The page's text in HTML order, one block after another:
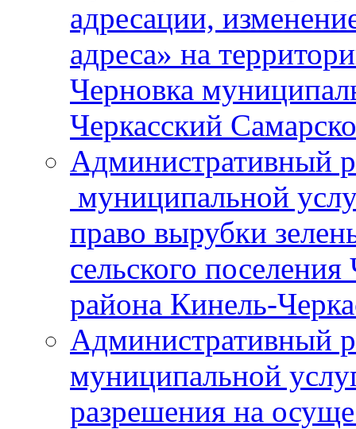
адресации,
адреса» на
Черновка
Черкасский
Административный
муниципальной
право вырубки
сельского
района Кинель-
Административный
муниципальной
разрешения на